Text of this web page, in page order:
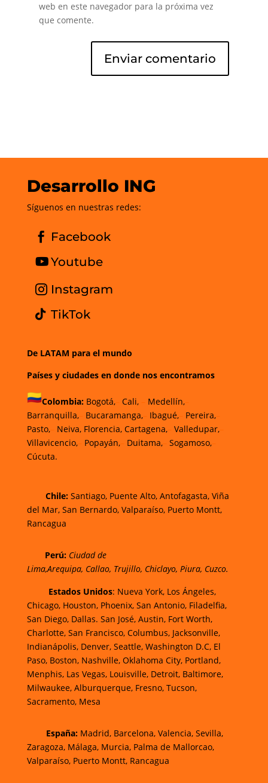
web en este navegador para la próxima vez
que comente.
Desarrollo ING
Síguenos en nuestras redes:
Facebook
Youtube
Instagram
TikTok
De LATAM para el mundo
Países y ciudades en donde nos encontramos
Colombia: Bogotá,– Cali, Medellín,–
Barranquilla,– Bucaramanga,– Ibagué,– Pereira,–
Pasto,– Neiva, Florencia, Cartagena,– Valledupar,–
Villavicencio,– Popayán,– Duitama,– Sogamoso,–
Cúcuta.
Chile: Santiago, Puente Alto, Antofagasta,Viña
del Mar, San Bernardo, Valparaíso, Puerto Montt,
Rancagua
Perú: Ciudad de
Lima,Arequipa, Callao, Trujillo, Chiclayo, Piura, Cuzco.
Estados Unidos: Nueva York, Los Ángeles,
Chicago, Houston, Phoenix, San Antonio, Filadelfia,
San Diego, Dallas. San José, Austin, Fort Worth,
Charlotte, San Francisco, Columbus, Jacksonville,
Indianápolis, Denver, Seattle, Washington D.C, El
Paso, Boston, Nashville, Oklahoma City, Portland,
Menphis, Las Vegas, Louisville, Detroit, Baltimore,
Milwaukee, Alburquerque, Fresno, Tucson,
Sacramento, Mesa
España:Madrid, Barcelona, Valencia, Sevilla,
Zaragoza, Málaga, Murcia, Palma de Mallorcao,
Valparaíso, Puerto Montt, Rancagua